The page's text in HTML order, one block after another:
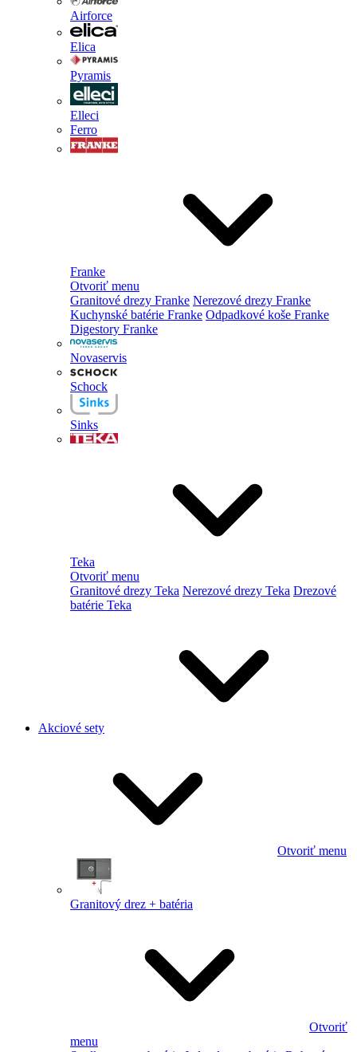
Airforce
Elica
Pyramis
Elleci
Ferro
Franke
Otvoriť menu
Granitové drezy Franke Nerezové drezy Franke
Kuchynské batérie Franke Odpadkové koše Franke
Digestory Franke
Novaservis
Schock
Sinks
Teka
Otvoriť menu
Granitové drezy Teka Nerezové drezy Teka Drezové
batérie Teka
Akciové sety
Otvoriť menu
Granitový drez + batéria
Otvoriť
menu